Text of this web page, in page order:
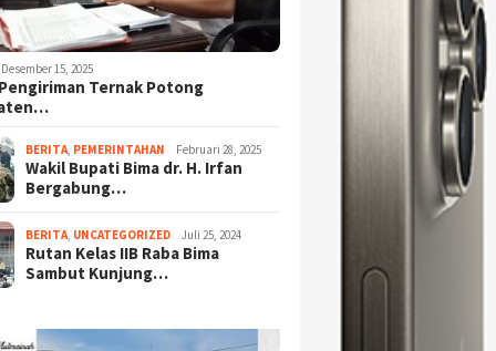
Desember 15, 2025
Ternak Potong
BERITA PEMERINTAHAN Februari 28, 2025
Wakil Bupati Bima dr. H. Irfan
Bergabung…
BERITA UNCATEGORIZED Juli 25, 2024
Rutan Kelas IIB Raba Bima
Sambut Kunjung…